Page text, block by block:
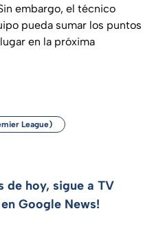
embargo, el técnico
pueda sumar los puntos
en la próxima
League)
de hoy, sigue a TV
Google News!